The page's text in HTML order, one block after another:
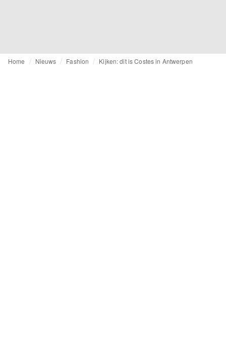
Home Nieuws Fashion Kijken: dit is Costes in Antwerpen